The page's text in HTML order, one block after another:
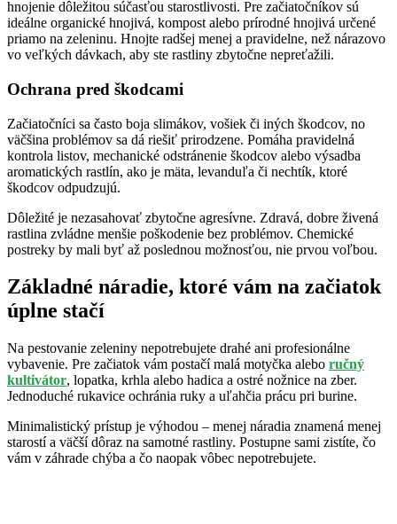
hnojenie dôležitou súčasťou starostlivosti. Pre začiatočníkov sú
ideálne organické hnojivá, kompost alebo prírodné hnojivá určené
priamo na zeleninu. Hnojte radšej menej a pravidelne, než nárazovo
vo veľkých dávkach, aby ste rastliny zbytočne nepreťažili.
Ochrana pred škodcami
Začiatočníci sa často boja slimákov, vošiek či iných škodcov, no
väčšina problémov sa dá riešiť prirodzene. Pomáha pravidelná
kontrola listov, mechanické odstránenie škodcov alebo výsadba
aromatických rastlín, ako je mäta, levanduľa či nechtík, ktoré
škodcov odpudzujú.
Dôležité je nezasahovať zbytočne agresívne. Zdravá, dobre živená
rastlina zvládne menšie poškodenie bez problémov. Chemické
postreky by mali byť až poslednou možnosťou, nie prvou voľbou.
Základné náradie, ktoré vám na začiatok
úplne stačí
Na pestovanie zeleniny nepotrebujete drahé ani profesionálne
vybavenie. Pre začiatok vám postačí malá motyčka alebo ručný
kultivátor, lopatka, krhla alebo hadica a ostré nožnice na zber.
Jednoduché rukavice ochránia ruky a uľahčia prácu pri burine.
Minimalistický prístup je výhodou – menej náradia znamená menej
starostí a väčší dôraz na samotné rastliny. Postupne sami zistíte, čo
vám v záhrade chýba a čo naopak vôbec nepotrebujete.